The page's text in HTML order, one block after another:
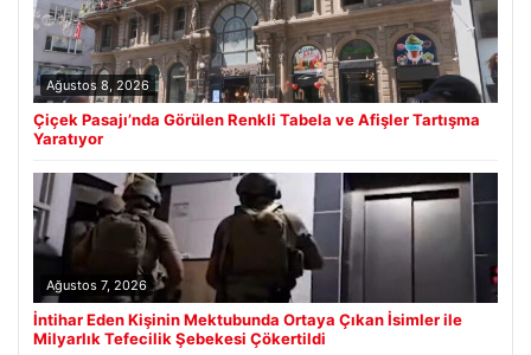
Ağustos 8, 2026
Çiçek Pasajı’nda Görülen Renkli Tabela ve Afişler Tartışma
Yaratıyor
Ağustos 7, 2026
İntihar Eden Kişinin Mektubunda Ortaya Çıkan İsimler ile
Milyarlık Tefecilik Şebekesi Çökertildi